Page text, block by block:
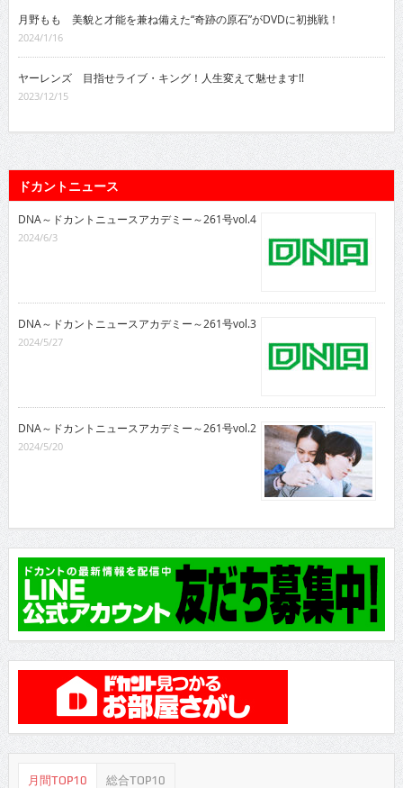
月野もも 美貌と才能を兼ね備えた“奇跡の原石”がDVDに初挑戦！
2024/1/16
ヤーレンズ 目指せライブ・キング！人生変えて魅せます!!
2023/12/15
ドカントニュース
DNA～ドカントニュースアカデミー～261号vol.4
2024/6/3
DNA～ドカントニュースアカデミー～261号vol.3
2024/5/27
DNA～ドカントニュースアカデミー～261号vol.2
2024/5/20
月間TOP10 総合TOP10